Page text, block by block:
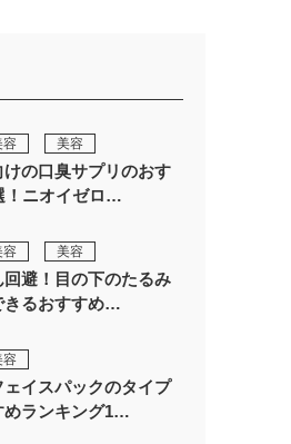
容 美容
けの口臭サプリのおす
！ニオイゼロ…
容 美容
回避！目の下のたるみ
きるおすすめ…
容
ェイスパックのタイプ
めランキング1…